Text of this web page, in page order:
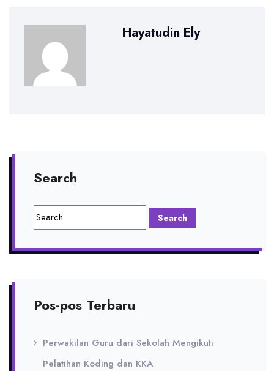
Hayatudin Ely
Search
Pos-pos Terbaru
Perwakilan Guru dari Sekolah Mengikuti
Pelatihan Koding dan KKA